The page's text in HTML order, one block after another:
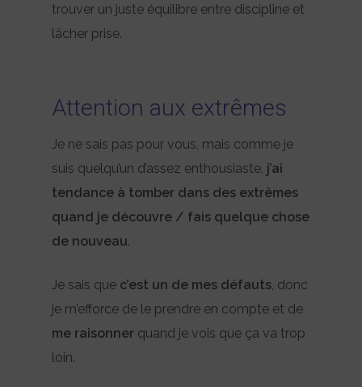
trouver un juste équilibre entre discipline et
lâcher prise.
Attention aux extrêmes
Je ne sais pas pour vous, mais comme je
suis quelqu’un d’assez enthousiaste, j’ai
tendance à tomber dans des extrêmes
quand je découvre / fais quelque chose
de nouveau.
Je sais que c’est un de mes défauts, donc
je m’efforce de le prendre en compte et de
me raisonner quand je vois que ça va trop
loin.